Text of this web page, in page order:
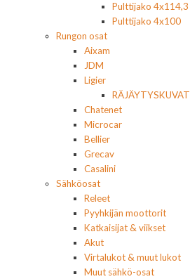
Pulttijako 4x114,3
Pulttijako 4x100
Rungon osat
Aixam
JDM
Ligier
RÄJÄYTYSKUVAT
Chatenet
Microcar
Bellier
Grecav
Casalini
Sähköosat
Releet
Pyyhkijän moottorit
Katkaisijat & viikset
Akut
Virtalukot & muut lukot
Muut sähkö-osat